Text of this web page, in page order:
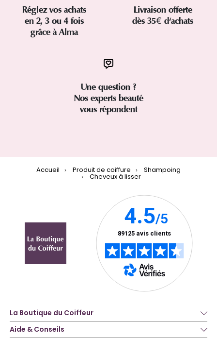
Réglez vos achats
en 2, 3 ou 4 fois
grâce à Alma
Livraison offerte
dès 35€ d'achats
Une question ?
Nos experts beauté
vous répondent
Accueil Produit de coiffure Shampoing
Cheveux à lisser
La Boutique du Coiffeur
Aide & Conseils